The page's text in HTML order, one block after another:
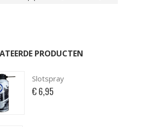
PRODUCTEN
Slotspray
€ 6,95